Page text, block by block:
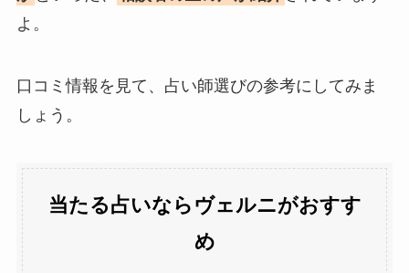
よ。
口コミ情報を見て、占い師選びの参考にしてみま
しょう。
当たる占いならヴェルニがおすす
め